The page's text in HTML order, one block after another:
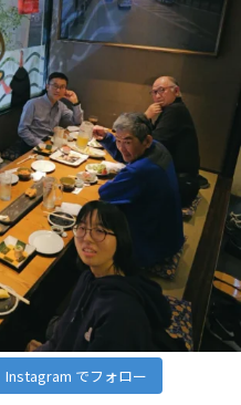
Instagram でフォロー